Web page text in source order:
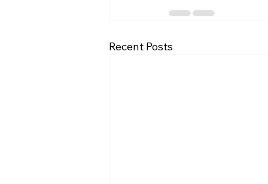
Recent Posts